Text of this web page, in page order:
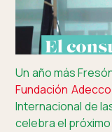
Un año más
Fundación Adecco
Internacional de
celebra el